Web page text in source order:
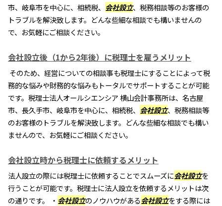
市、岐阜市を中心に、相続税、 会社設立、税務相談等のお客様の
トラブルを解決致します。どんな些細な相談でも構いませんの
で、お気軽にご相談ください。
会社設立後（1から2年後）に税理士を雇うメリット
そのため、経営についての相談事も税理士にすることによって税
務的な悩みや財務的な悩みもトータルでサポートすることが可能
です。税理士法人オールシエンシア 横山会計事務所は、名古屋
市、長久手市、岐阜市を中心に、相続税、 会社設立、税務相談等
のお客様のトラブルを解決致します。どんな些細な相談でも構い
ませんので、お気軽にご相談ください。
会社設立時から税理士に依頼するメリット
法人設立の際には税理士に依頼することでスムーズに会社設立を
行うことが可能です。税理士に法人設立を依頼するメリットは次
の通りです。 ・ 会社設立のノウハウがある会社設立をする際には